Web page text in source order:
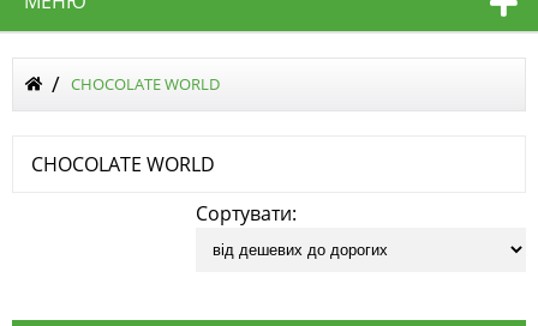
CHOCOLATE WORLD
CHOCOLATE WORLD
Сортувати: